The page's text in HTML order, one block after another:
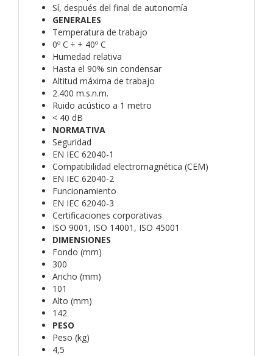
Sí, después del final de autonomía
GENERALES
Temperatura de trabajo
0º C ÷ + 40º C
Humedad relativa
Hasta el 90% sin condensar
Altitud máxima de trabajo
2.400 m.s.n.m.
Ruido acústico a 1 metro
< 40 dB
NORMATIVA
Seguridad
EN IEC 62040-1
Compatibilidad electromagnética (CEM)
EN IEC 62040-2
Funcionamiento
EN IEC 62040-3
Certificaciones corporativas
ISO 9001, ISO 14001, ISO 45001
DIMENSIONES
Fondo (mm)
300
Ancho (mm)
101
Alto (mm)
142
PESO
Peso (kg)
4,5